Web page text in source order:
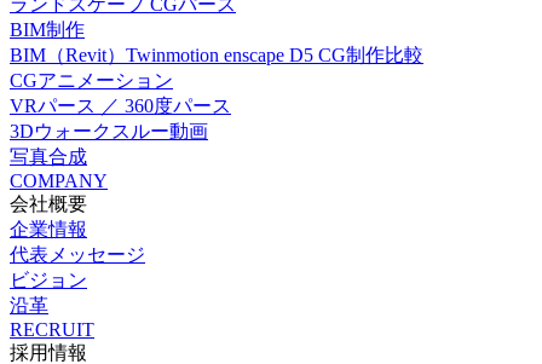
BIM制作
BIM（Revit）Twinmotion enscape D5 CG制作比較
CGアニメーション
VRパース ／ 360度パース
3Dウォークスルー動画
写真合成
COMPANY
会社概要
企業情報
代表メッセージ
ビジョン
沿革
RECRUIT
採用情報